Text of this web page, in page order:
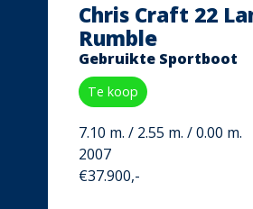
Chris Craft 22
Rumble
Gebruikte Sportboot
Te koop
7.10 m. / 2.55 m. / 0.00 m.
2007
€37.900,-